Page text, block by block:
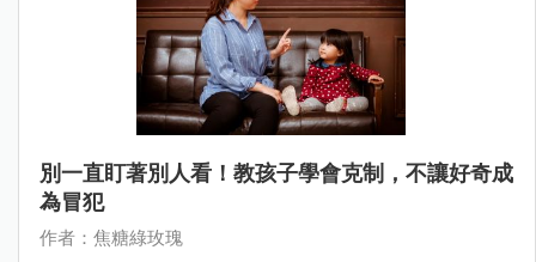
別一直盯著別人看！教孩子學會克制，不讓好奇成
為冒犯
作者：焦糖綠玫瑰